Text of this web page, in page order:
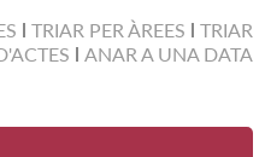
TRIAR PER ÀREES
TRIAR
ANAR A UNA DATA